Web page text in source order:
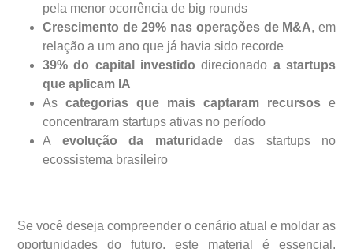
pela menor ocorrência de big rounds
Crescimento de 29% nas operações de M&A, em
relação a um ano que já havia sido recorde
39% do capital investido direcionado a startups
que aplicam IA
As categorias que mais captaram recursos e
concentraram startups ativas no período
A evolução da maturidadedas startups no
ecossistema brasileiro
Se você deseja compreender o cenário atual e moldar as
oportunidades do futuro, este material é essencial.